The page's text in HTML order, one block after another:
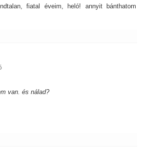
fiatal éveim, heló! annyit bánthatom
van. és nálad?